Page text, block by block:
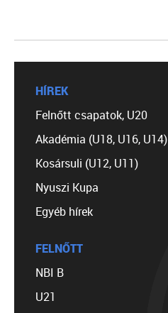
HÍREK
Felnőtt csapatok, U20
Akadémia (U18, U16, U14)
Kosársuli (U12, U11)
Nyuszi Kupa
Egyéb hírek
FELNŐTT
NBI B
U21